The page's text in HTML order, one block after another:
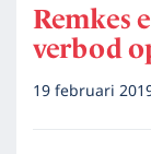
Remkes
verbod
19 februari